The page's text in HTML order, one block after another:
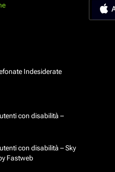
Indesiderate
con disabilità –
con disabilità – Sky
Fastweb